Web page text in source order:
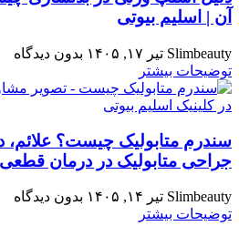
آن | اسلیم بیوتی
Slimbeauty تیر ۱۷, ۱۴۰۵
بدون دیدگاه
توضیحات بیشتر
سندرم متابولیک چیست؟ علائم،
جراحی متابولیک در درمان قطعی
Slimbeauty تیر ۱۴, ۱۴۰۵
بدون دیدگاه
توضیحات بیشتر